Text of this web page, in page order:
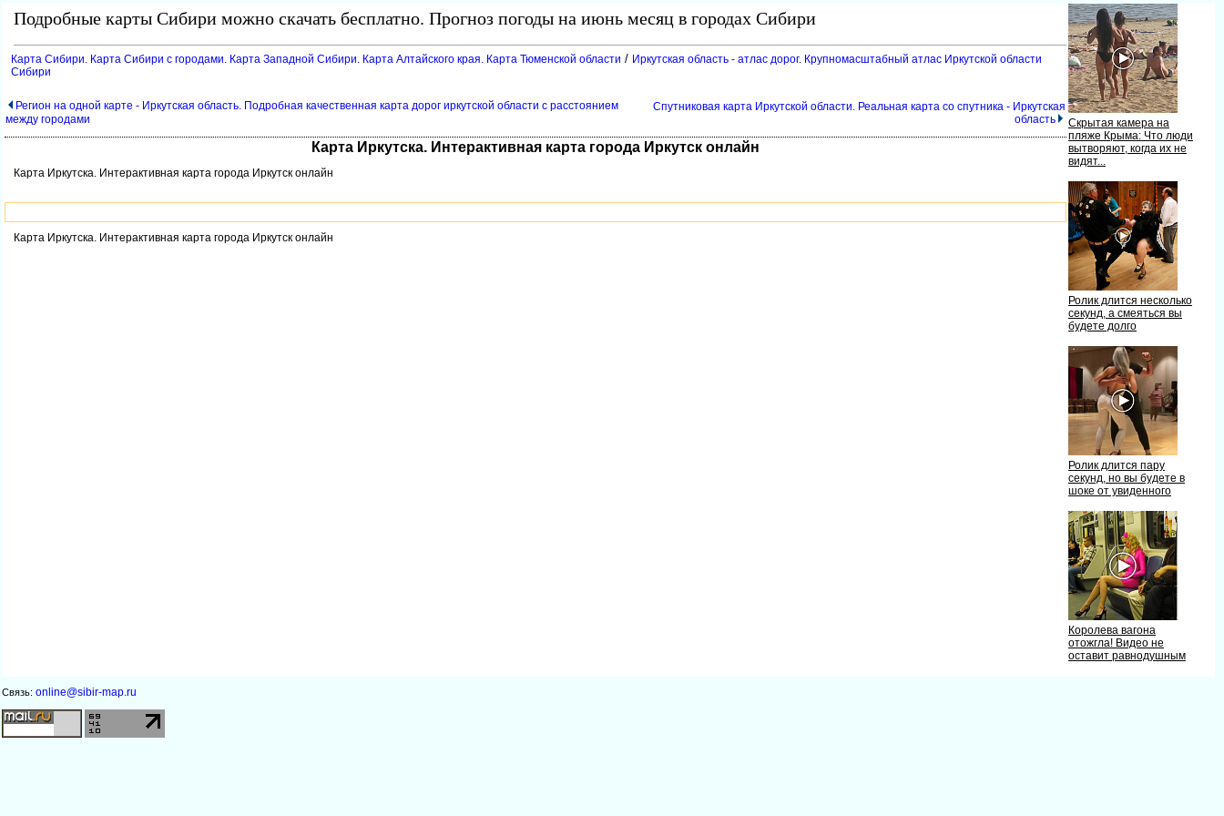
Скрытая камера на
пляже Крыма: Что люди
ытворяют, когда их не
идят...
Ролик длится несколько
секунд, а смеяться вы
удете долго
Ролик длится пару
секунд, но вы будете
шоке от увиденного
Королева вагона
отожгла! Видео не
оставит равнодушным
Подробные карты Сибири можно скачать бесплатно. Прогноз погоды на июнь месяц в городах Сибири
Карта Сибири. Карта Сибири с городами. Карта Западной Сибири. Карта Алтайского края. Карта Тюменской области / Иркутская область - атлас дорог. Крупномасштабный атлас Иркутской области
Сибири
Регион на одной карте - Иркутская область. Подробная качественная карта дорог иркутской области с расстоянием
между городами
Спутниковая карта Иркутской области. Реальная карта со спутника - Иркутская
область
Карта Иркутска. Интерактивная карта города Иркутск онлайн
Карта Иркутска. Интерактивная карта города Иркутск онлайн
Карта Иркутска. Интерактивная карта города Иркутск онлайн
Связь: online@sibir-map.ru